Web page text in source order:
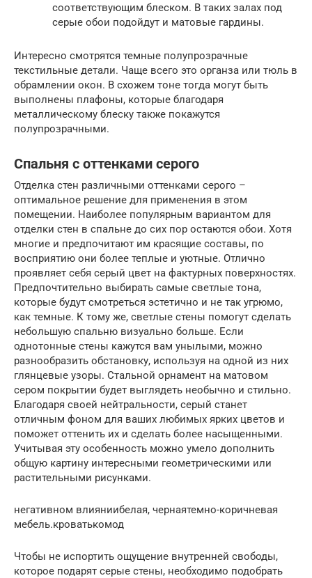
соответствующим блеском. В таких залах под
серые обои подойдут и матовые гардины.
Интересно смотрятся темные полупрозрачные
текстильные детали. Чаще всего это органза или тюль в
обрамлении окон. В схожем тоне тогда могут быть
выполнены плафоны, которые благодаря
металлическому блеску также покажутся
полупрозрачными.
Спальня с оттенками серого
Отделка стен различными оттенками серого –
оптимальное решение для применения в этом
помещении. Наиболее популярным вариантом для
отделки стен в спальне до сих пор остаются обои. Хотя
многие и предпочитают им красящие составы, по
восприятию они более теплые и уютные. Отлично
проявляет себя серый цвет на фактурных поверхностях.
Предпочтительно выбирать самые светлые тона,
которые будут смотреться эстетично и не так угрюмо,
как темные. К тому же, светлые стены помогут сделать
небольшую спальню визуально больше. Если
однотонные стены кажутся вам унылыми, можно
разнообразить обстановку, используя на одной из них
глянцевые узоры. Стальной орнамент на матовом
сером покрытии будет выглядеть необычно и стильно.
Благодаря своей нейтральности, серый станет
отличным фоном для ваших любимых ярких цветов и
поможет оттенить их и сделать более насыщенными.
Учитывая эту особенность можно умело дополнить
общую картину интересными геометрическими или
растительными рисунками.
негативном влияниибелая, чернаятемно-коричневая
мебель.кроватькомод
Чтобы не испортить ощущение внутренней свободы,
которое подарят серые стены, необходимо подобрать